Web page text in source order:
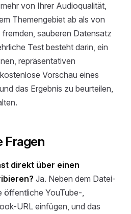
von Ihrer Audioqualität,
Themengebiet ab als von
fremden, sauberen Datensatz
Test besteht darin, ein
repräsentativen
Vorschau eines
das Ergebnis zu beurteilen,
Fragen
direkt über einen
Ja. Neben dem Datei-
öffentliche YouTube-,
URL einfügen, und das